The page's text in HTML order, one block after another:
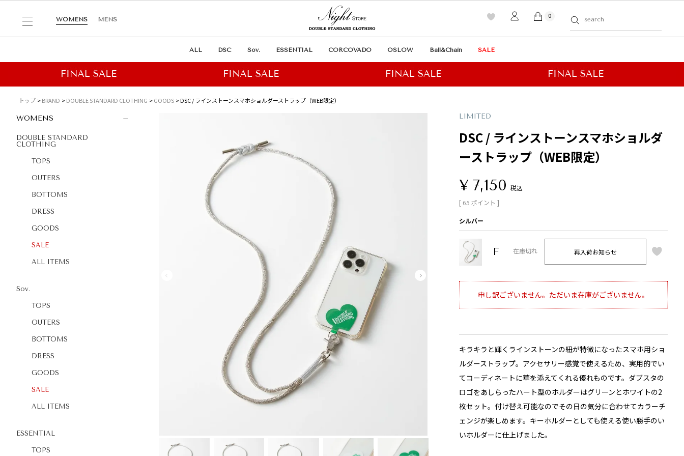
WOMENS MENS
0
ALL DSC Sov. ESSENTIAL CORCOVADO OSLOW Ball&Chain SALE
トップ BRAND DOUBLE STANDARD CLOTHING GOODS DSC / ラインストーンスマホショルダーストラップ（WEB限定）
WOMENS
DOUBLE STANDARD
CLOTHING
TOPS
OUTERS
BOTTOMS
DRESS
GOODS
SALE
ALL ITEMS
Sov.
TOPS
OUTERS
BOTTOMS
DRESS
GOODS
SALE
ALL ITEMS
ESSENTIAL
TOPS
LIMITED
DSC / ラインストーンスマホショルダ
ーストラップ（WEB限定）
¥ 7,150 税込
[ 65 ポイント ]
シルバー
F 在庫切れ 再入荷お知らせ
申し訳ございません。ただいま在庫がございません。
キラキラと輝くラインストーンの紐が特徴になったスマホ用ショ
ルダーストラップ。アクセサリー感覚で使えるため、実用的でい
てコーディネートに華を添えてくれる優れものです。ダブスタの
ロゴをあしらったハート型のホルダーはグリーンとホワイトの2
枚セット。付け替え可能なのでその日の気分に合わせてカラーチ
ェンジが楽しめます。キーホルダーとしても使える使い勝手のい
いホルダーに仕上げました。